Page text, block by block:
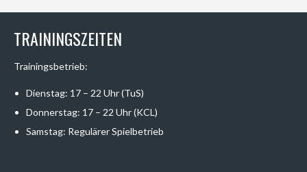
TRAININGSZEITEN
Trainingsbetrieb:
Dienstag: 17 – 22 Uhr (TuS)
Donnerstag: 17 – 22 Uhr (KCL)
Samstag: Regulärer Spielbetrieb